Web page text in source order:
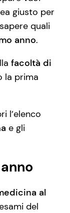
giusto per
quali
anno.
facoltà di
la prima
l’elenco
e gli
al
del